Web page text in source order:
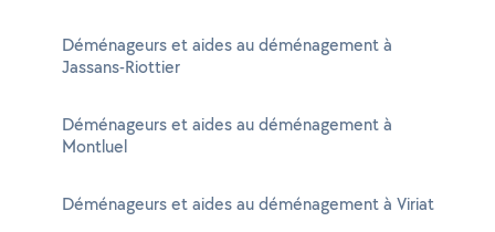
Déménageurs et aides au déménagement à
Jassans-Riottier
Déménageurs et aides au déménagement à
Montluel
Déménageurs et aides au déménagement à Viriat